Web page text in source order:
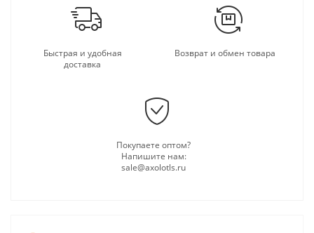
Быстрая и удобная
доставка
Возврат и обмен товара
Покупаете оптом?
Напишите нам:
sale@axolotls.ru